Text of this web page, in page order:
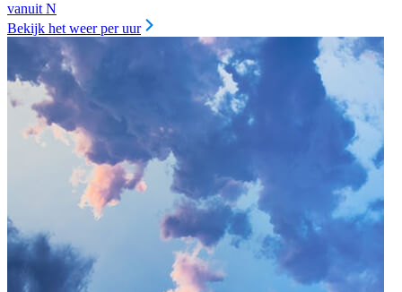
vanuit N
Bekijk het weer per uur